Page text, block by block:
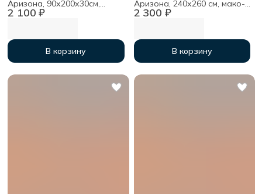
2 100 ₽
Аризона, 90х200х30см,
мако-сатин
В корзину
2 300 ₽
Аризона, 240х260 см, мако-
сатин
В корзину